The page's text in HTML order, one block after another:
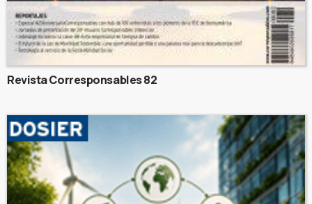
Revista Corresponsables 82